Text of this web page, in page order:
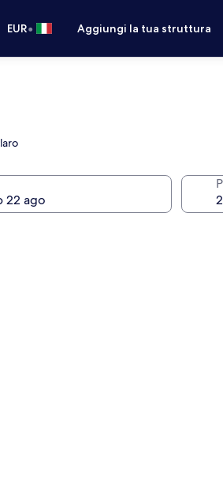
EUR• Aggiungi la tua struttura